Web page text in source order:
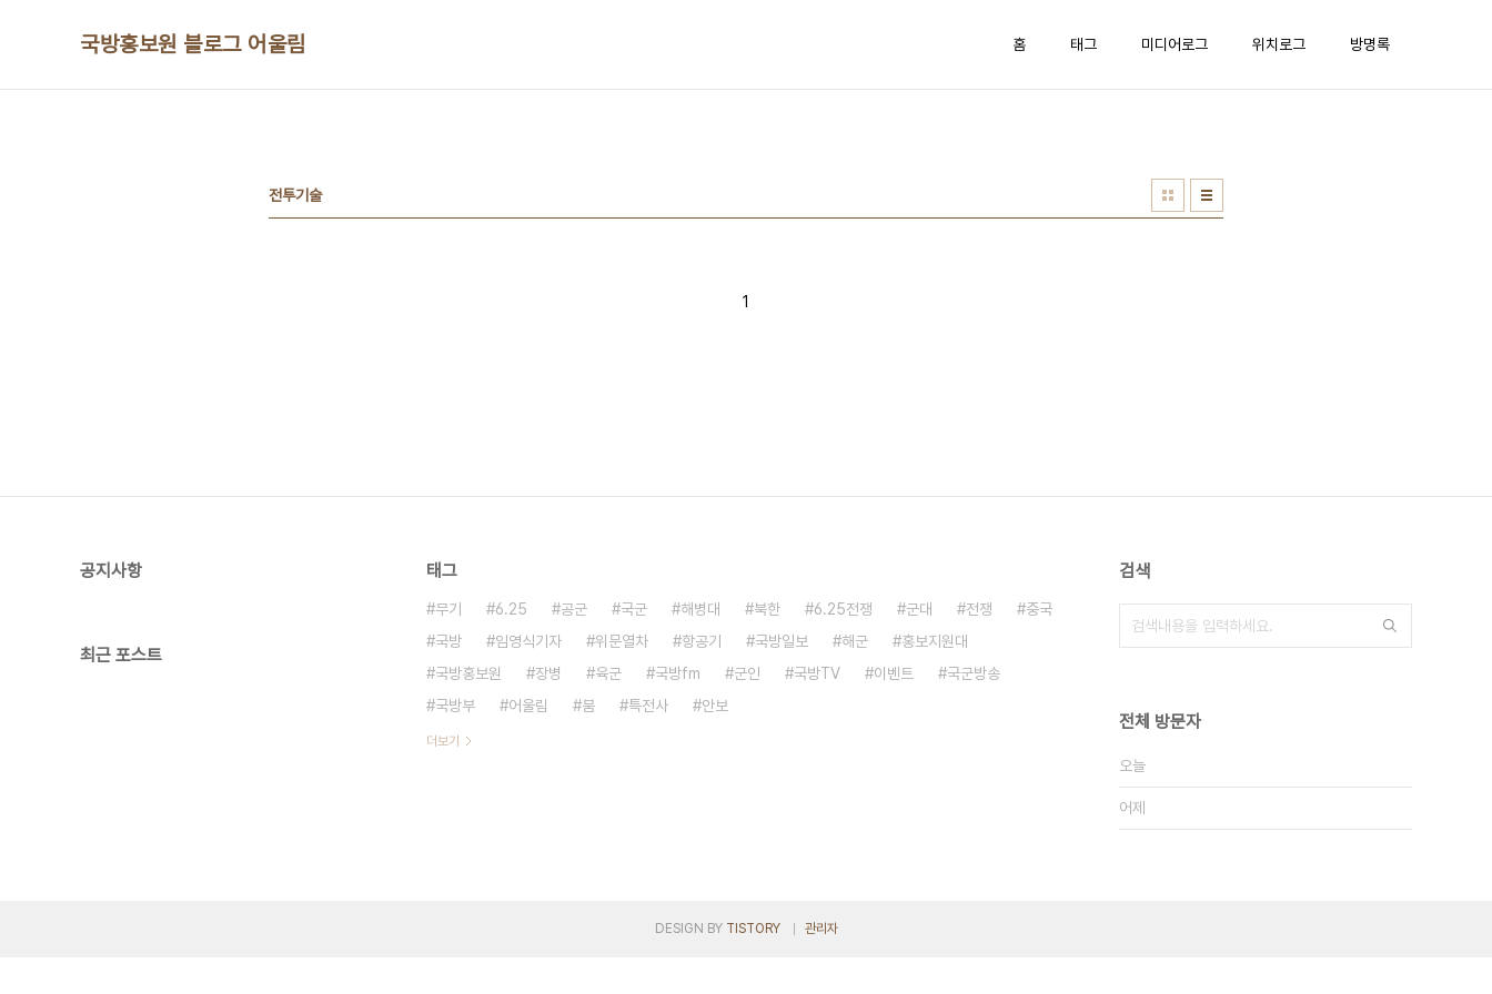
국방홍보원 블로그 어울림 홈 태그 미디어로그 위치로그 방명록
전투기술
1
공지사항
최근 포스트
태그
무기 6.25 공군 국군 해병대 북한 6.25전쟁 군대 전쟁
중국
국방
임영식기자 위문열차 항공기 국방일보 해군
홍보지원대
국방홍보원
장병 육군 국방fm 군인 국방TV 이벤트
국군방송
국방부
어울림 붐 특전사 안보
더보기
검색
전체 방문자
오늘
어제
DESIGN BY TISTORY 관리자